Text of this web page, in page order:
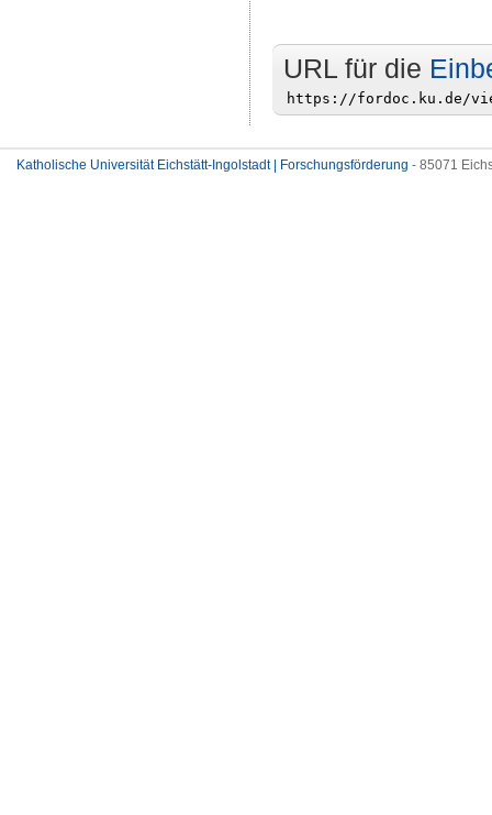
URL für die
Katholische Universität Eichstätt-Ingolstadt | Forschungsförderung - 85071